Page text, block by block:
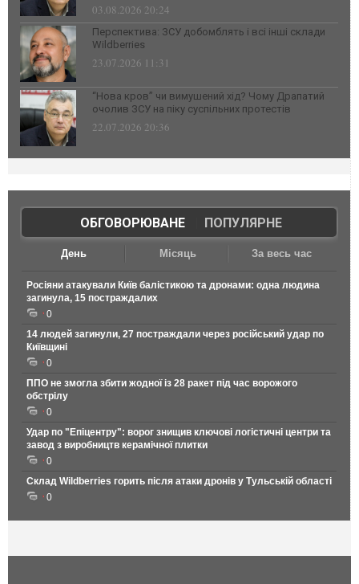
03.08.2026 20:24
Перспектива: ЗСУ добомблять і всі інші склади
Wildberries
23.07.2026 11:31
“Нова кров” чи вимушений хід? Чому Драпатий
очолив ЗСУ на піку суспільних протестів
22.07.2026 20:36
ОБГОВОРЮВАНЕ| ПОПУЛЯРНЕ
День Місяць За весь час
Росіяни атакували Київ балістикою та дронами: одна людина
загинула, 15 постраждалих
0
14 людей загинули, 27 постраждали через російський удар по
Київщині
0
ППО не змогла збити жодної із 28 ракет під час ворожого
обстрілу
0
Удар по "Епіцентру": ворог знищив ключові логістичні центри та
завод з виробництв керамічної плитки
0
Склад Wildberries горить після атаки дронів у Тульській області
0